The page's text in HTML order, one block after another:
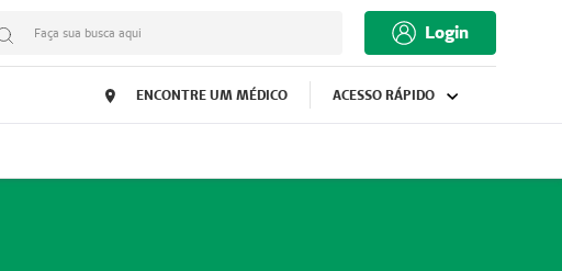
Faça sua busca aqui Login
ENCONTRE UM MÉDICO ACESSO RÁPIDO